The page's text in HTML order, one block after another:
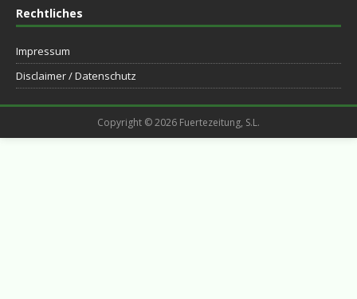
Rechtliches
Impressum
Disclaimer / Datenschutz
Copyright © 2026 Fuertezeitung, S.L.